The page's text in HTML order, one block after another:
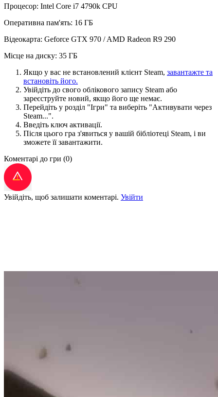
Процесор: Intel Core i7 4790k CPU
Оперативна пам'ять: 16 ГБ
Відеокарта: Geforce GTX 970 / AMD Radeon R9 290
Місце на диску: 35 ГБ
Якщо у вас не встановлений клієнт Steam, завантажте та
встановіть його.
Увійдіть до свого облікового запису Steam або
зареєструйте новий, якщо його ще немає.
Перейдіть у розділ "Ігри" та виберіть "Активувати через
Steam...".
Введіть ключ активації.
Після цього гра з'явиться у вашій бібліотеці Steam, і ви
зможете її завантажити.
Коментарі до гри (0)
Увійдіть, щоб залишати коментарі. Увійти